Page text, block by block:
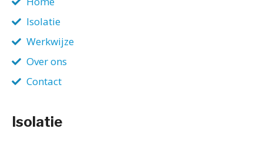
Isolatie
Werkwijze
Over ons
Contact
Isolatie